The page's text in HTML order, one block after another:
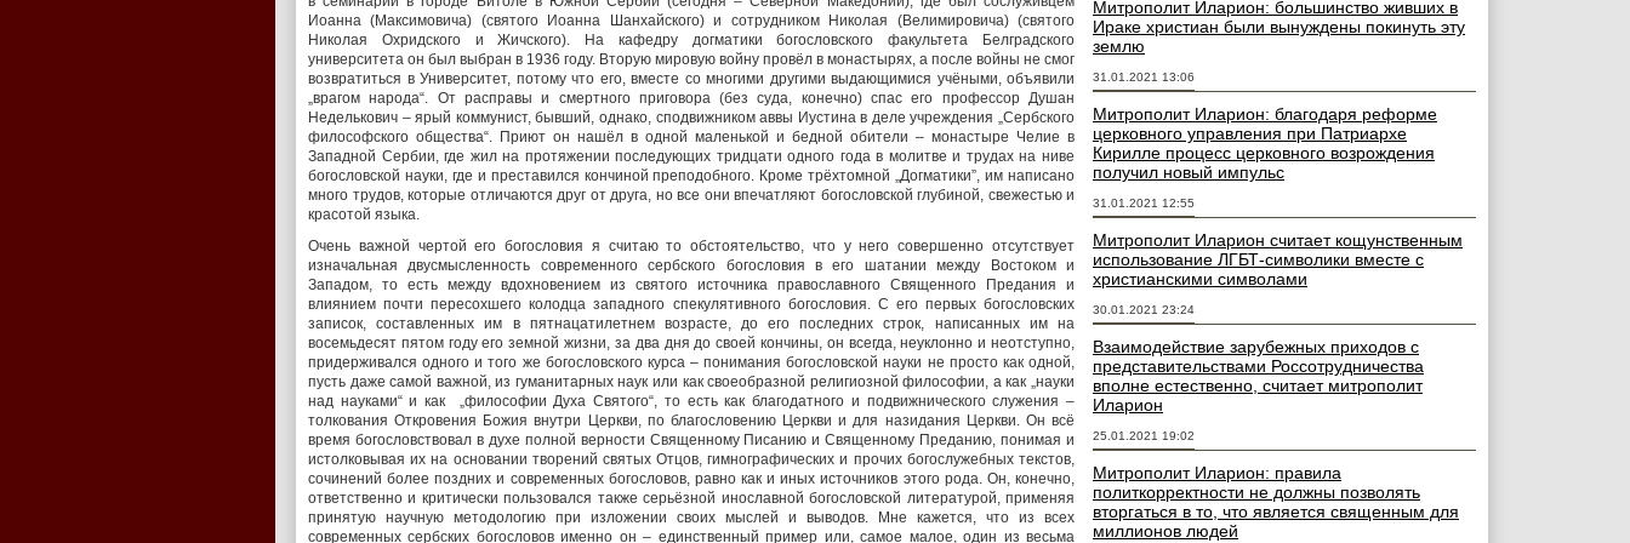
Иоанна (Максимовича) (святого Иоанна Шанхайского) и сотрудником Николая (Велимировича) (святого
Николая Охридского и Жичского). На кафедру догматики богословского факультета Белградского
университета он был выбран в 1936 году. Вторую мировую войну провёл в монастырях, а после войны не смог
возвратиться в Университет, потому что его, вместе со многими другими выдающимися учёными, объявили
„врагом народа“. От расправы и смертного приговора (без суда, конечно) спас его профессор Душан
Неделькович – ярый коммунист, бывший, однако, сподвижником аввы Иустина в деле учреждения „Сербского
философского общества“. Приют он нашёл в одной маленькой и бедной обители – монастыре Челие в
Западной Сербии, где жил на протяжении последующих тридцати одного года в молитве и трудах на ниве
богословской науки, где и преставился кончиной преподобного. Кроме трёхтомной „Догматики”, им написано
много трудов, которые отличаются друг от друга, но все они впечатляют богословской глубиной, свежестью и
красотой языка.
Очень важной чертой его богословия я считаю то обстоятельство, что у него совершенно отсутствует
изначальная двусмысленность современного сербского богословия в его шатании между Востоком и
Западом, то есть между вдохновением из святого источника православного Священного Предания и
влиянием почти пересохшего колодца западного спекулятивного богословия. С его первых богословских
записок, составленных им в пятнацатилетнем возрасте, до его последних строк, написанных им на
восемьдесят пятом году его земной жизни, за два дня до своей кончины, он всегда, неуклонно и неотступно,
придерживался одного и того же богословского курса – понимания богословской науки не просто как одной,
пусть даже самой важной, из гуманитарных наук или как своеобразной религиозной философии, а как „науки
над науками“ и как „философии Духа Святого“, то есть как благодатного и подвижнического служения –
толкования Откровения Божия внутри Церкви, по благословению Церкви и для назидания Церкви. Он всё
время богословствовал в духе полной верности Священному Писанию и Священному Преданию, понимая и
истолковывая их на основании творений святых Отцов, гимнографических и прочих богослужебных текстов,
сочинений более поздних и современных богословов, равно как и иных источников этого рода. Он, конечно,
ответственно и критически пользовался также серьёзной инославной богословской литературой, применяя
принятую научную методологию при изложении своих мыслей и выводов. Мне кажется, что из всех
современных сербских богословов именно он – единственный пример или, самое малое, один из весьма
Митрополит Иларион: большинство живших в
Ираке христиан были вынуждены покинуть эту
землю
31.01.2021 13:06
Митрополит Иларион: благодаря реформе
церковного управления при Патриархе
Кирилле процесс церковного возрождения
получил новый импульс
31.01.2021 12:55
Митрополит Иларион считает кощунственным
использование ЛГБТ-символики вместе с
христианскими символами
30.01.2021 23:24
Взаимодействие зарубежных приходов с
представительствами Россотрудничества
вполне естественно, считает митрополит
Иларион
25.01.2021 19:02
Митрополит Иларион: правила
политкорректности не должны позволять
вторгаться в то, что является священным для
миллионов людей